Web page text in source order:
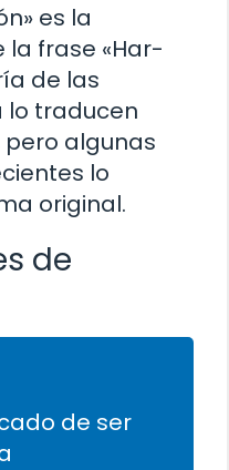
es la
frase «Har-
de las
lo traducen
pero algunas
lo
original.
de
de ser